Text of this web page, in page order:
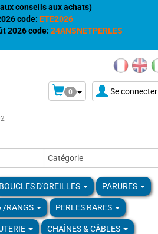
conseils aux achats)
code: ETE2026
2026 code: 24ANSNETPERLES
Se connecter
0
D'OREILLES PARURES
/RANGS PERLES RARES
CHAÎNES & CÂBLES